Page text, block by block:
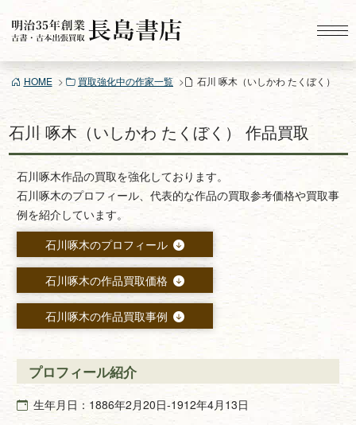
ン
ツ
ス
HOME 買取強化中の作家一覧 石川 啄木（いしかわ たくぼく）
石川 啄木（いしかわ たくぼく） 作品買取
石川啄木作品の買取を強化しております。
石川啄木のプロフィール、代表的な作品の買取参考価格や買取事
例を紹介しています。
石川啄木のプロフィール
石川啄木の作品買取価格
石川啄木の作品買取事例
プロフィール紹介
生年月日：1886年2月20日-1912年4月13日